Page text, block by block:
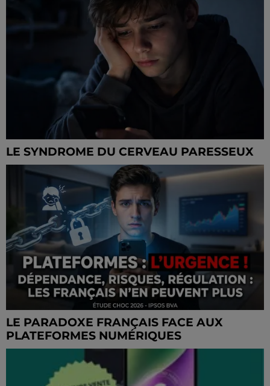
LE SYNDROME DU CERVEAU PARESSEUX
LE PARADOXE FRANÇAIS FACE AUX
PLATEFORMES NUMÉRIQUES